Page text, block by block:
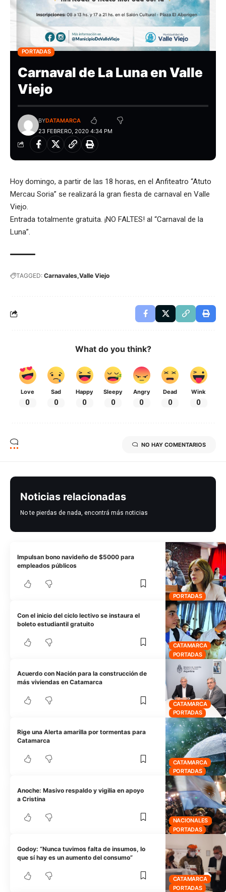
PORTADAS
Carnaval de La Luna en Valle
Viejo
23 FEBRERO, 2020 4:34 PM
BYDATAMARCA
Hoy domingo, a partir de las 18 horas, en el Anfiteatro “Atuto
Mercau Soria” se realizará la gran fiesta de carnaval en Valle
Viejo.
Entrada totalmente gratuita. ¡NO FALTES! al “Carnaval de la
Luna”.
TAGGED: Carnavales Valle Viejo
What do you think?
Love
0
Sad
0
Happy
0
Sleepy
0
Angry
0
Dead
0
Wink
0
NO HAY COMENTARIOS
Noticias relacionadas
No te pierdas de nada, encontrá más noticias
PORTADAS
Impulsan bono navideño de $5000 para
empleados públicos
CATAMARCA
PORTADAS
Con el inicio del ciclo lectivo se instaura el
boleto estudiantil gratuito
CATAMARCA
PORTADAS
Acuerdo con Nación para la construcción de
más viviendas en Catamarca
CATAMARCA
PORTADAS
Rige una Alerta amarilla por tormentas para
Catamarca
NACIONALES
PORTADAS
Anoche: Masivo respaldo y vigilia en apoyo
a Cristina
CATAMARCA
PORTADAS
Godoy: “Nunca tuvimos falta de insumos, lo
que sí hay es un aumento del consumo”